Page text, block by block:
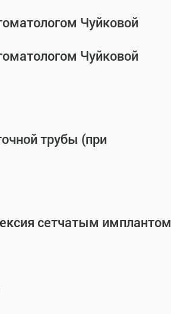
Чуйковой
Чуйковой
трубы (при
сетчатым имплантом